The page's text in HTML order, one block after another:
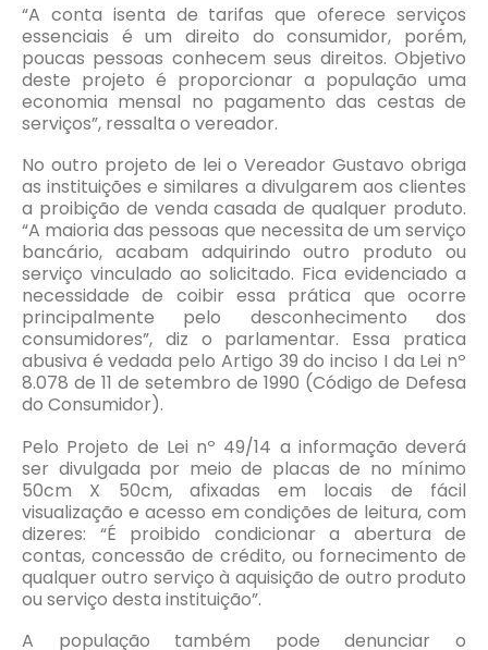
“A conta isenta de tarifas que oferece serviços
essenciais é um direito do consumidor, porém,
poucas pessoas conhecem seus direitos. Objetivo
deste projeto é proporcionar a população uma
economia mensal no pagamento das cestas de
serviços”, ressalta o vereador.
No outro projeto de lei o Vereador Gustavo obriga
as instituições e similares a divulgarem aos clientes
a proibição de venda casada de qualquer produto.
“A maioria das pessoas que necessita de um serviço
bancário, acabam adquirindo outro produto ou
serviço vinculado ao solicitado. Fica evidenciado a
necessidade de coibir essa prática que ocorre
principalmente pelo desconhecimento dos
consumidores”, diz o parlamentar. Essa pratica
abusiva é vedada pelo Artigo 39 do inciso I da Lei nº
8.078 de 11 de setembro de 1990 (Código de Defesa
do Consumidor).
Pelo Projeto de Lei nº 49/14 a informação deverá
ser divulgada por meio de placas de no mínimo
50cm X 50cm, afixadas em locais de fácil
visualização e acesso em condições de leitura, com
dizeres: “É proibido condicionar a abertura de
contas, concessão de crédito, ou fornecimento de
qualquer outro serviço à aquisição de outro produto
ou serviço desta instituição”.
A população também pode denunciar o